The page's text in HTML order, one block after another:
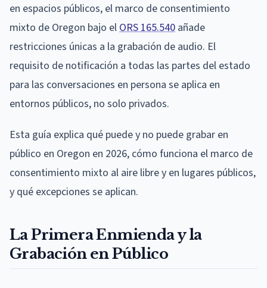
en espacios públicos, el marco de consentimiento
mixto de Oregon bajo el ORS 165.540 añade
restricciones únicas a la grabación de audio. El
requisito de notificación a todas las partes del estado
para las conversaciones en persona se aplica en
entornos públicos, no solo privados.
Esta guía explica qué puede y no puede grabar en
público en Oregon en 2026, cómo funciona el marco de
consentimiento mixto al aire libre y en lugares públicos,
y qué excepciones se aplican.
La Primera Enmienda y la
Grabación en Público